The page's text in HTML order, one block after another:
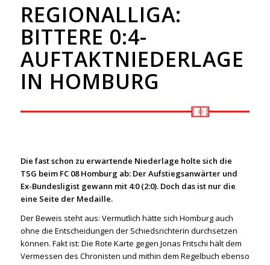
REGIONALLIGA:
BITTERE 0:4-
AUFTAKTNIEDERLAGE
IN HOMBURG
Die fast schon zu erwartende Niederlage holte sich die
TSG beim FC 08 Homburg ab: Der Aufstiegsanwärter und
Ex-Bundesligist gewann mit 4:0 (2:0). Doch das ist nur die
eine Seite der Medaille.
Der Beweis steht aus: Vermutlich hätte sich Homburg auch
ohne die Entscheidungen der Schiedsrichterin durchsetzen
können. Fakt ist: Die Rote Karte gegen Jonas Fritschi hält dem
Vermessen des Chronisten und mithin dem Regelbuch ebenso